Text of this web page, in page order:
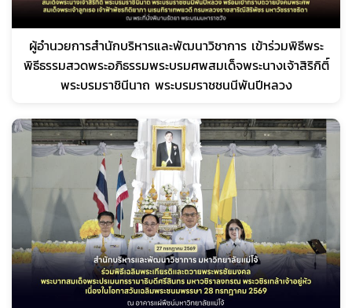
ผู้อำนวยการสำนักบริหารและพัฒนาวิชาการ เข้าร่วมพิธีพระ
พิธีธรรมสวดพระอภิธรรมพระบรมศพสมเด็จพระนางเจ้าสิริกิติ์
พระบรมราชินีนาถ พระบรมราชชนนีพันปีหลวง